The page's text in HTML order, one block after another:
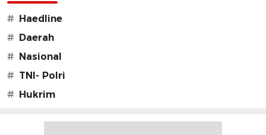
# Haedline
# Daerah
# Nasional
# TNI- Polri
# Hukrim